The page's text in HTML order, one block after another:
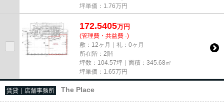
坪単価： 1.76万円
172.5405万円
(管理費・共益費 -)
敷：12ヶ月｜礼：0ヶ月
所在階：2階
坪数：104.57坪｜面積：345.68㎡
坪単価： 1.65万円
賃貸｜店舗事務所 The Place